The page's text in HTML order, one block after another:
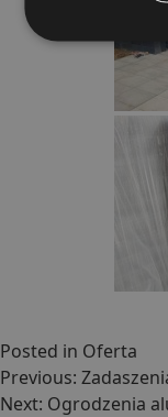
Posted in Oferta
Nawigacja
wpisu
Previous:
Next: Ogrodzenia